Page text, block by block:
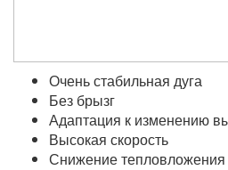
Очень стабильная дуга
Без брызг
Адаптация к изменению
Высокая скорость
Снижение тепловложения